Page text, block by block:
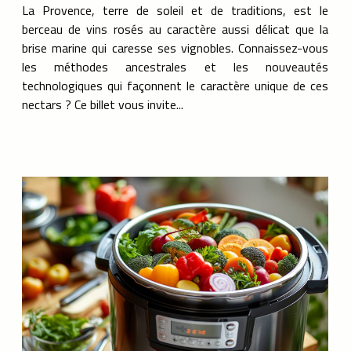
La Provence, terre de soleil et de traditions, est le
berceau de vins rosés au caractère aussi délicat que la
brise marine qui caresse ses vignobles. Connaissez-vous
les méthodes ancestrales et les nouveautés
technologiques qui façonnent le caractère unique de ces
nectars ? Ce billet vous invite...